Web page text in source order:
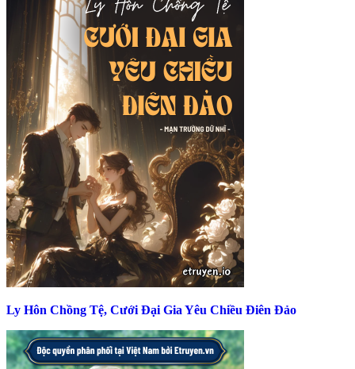
Ly Hôn Chồng Tệ, Cưới Đại Gia Yêu Chiều Điên Đảo